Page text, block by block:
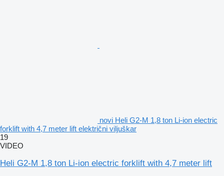
novi Heli G2-M 1,8 ton Li-ion electric
forklift with 4,7 meter lift električni viljuškar
19
VIDEO
Heli G2-M 1,8 ton Li-ion electric forklift with 4,7 meter lift